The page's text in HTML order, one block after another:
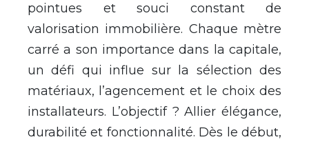
pointues et souci constant de
valorisation immobilière. Chaque mètre
carré a son importance dans la capitale,
un défi qui influe sur la sélection des
matériaux, l’agencement et le choix des
installateurs. L’objectif ? Allier élégance,
durabilité et fonctionnalité. Dès le début,